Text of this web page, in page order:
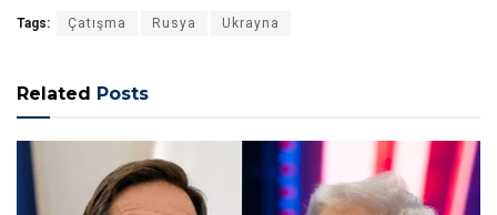
Tags: Çatışma Rusya Ukrayna
Related Posts